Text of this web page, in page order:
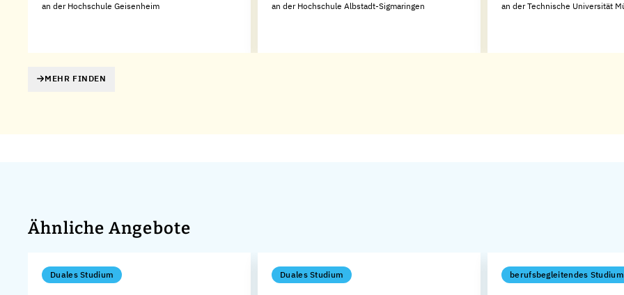
an der Hochschule Geisenheim an der Hochschule Albstadt-Sigmaringen an der Technische Universität
MEHR FINDEN
Ähnliche Angebote
Duales Studium Duales Studium berufsbegleitendes Studium